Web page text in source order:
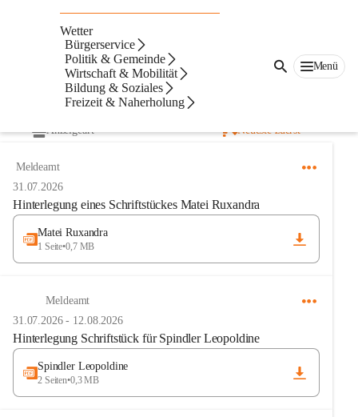
Wetter
Bürgerservice
Politik & Gemeinde
Wirtschaft & Mobilität
Bildung & Soziales
Freizeit & Naherholung
Menü
Amtstafel
Alle Informationen sind auch in den Schaukästen vor dem
Haupteingang des Gemeindeamts ersichtlich sowie in der Cities-
Anzeigeart Neueste zuerst
Meldeamt
31.07.2026
Hinterlegung eines Schriftstückes Matei Ruxandra
Matei Ruxandra
1 Seite•0,7 MB
Meldeamt
31.07.2026- 12.08.2026
Hinterlegung Schriftstück für Spindler Leopoldine
Spindler Leopoldine
2 Seiten•0,3 MB